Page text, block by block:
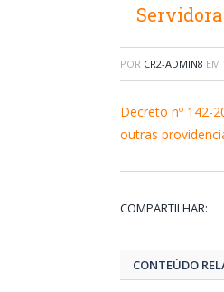
POR CR2-ADMIN8 EM
Decreto nº 142-
outras
COMPARTILHAR:
CONTEÚDO